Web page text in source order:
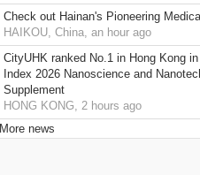
Check out Hainan's Pioneering
HAIKOU, China, an hour ago
CityUHK ranked No.1 in Hong Kong
Index 2026 Nanoscience and
Supplement
HONG KONG, 2 hours ago
More news